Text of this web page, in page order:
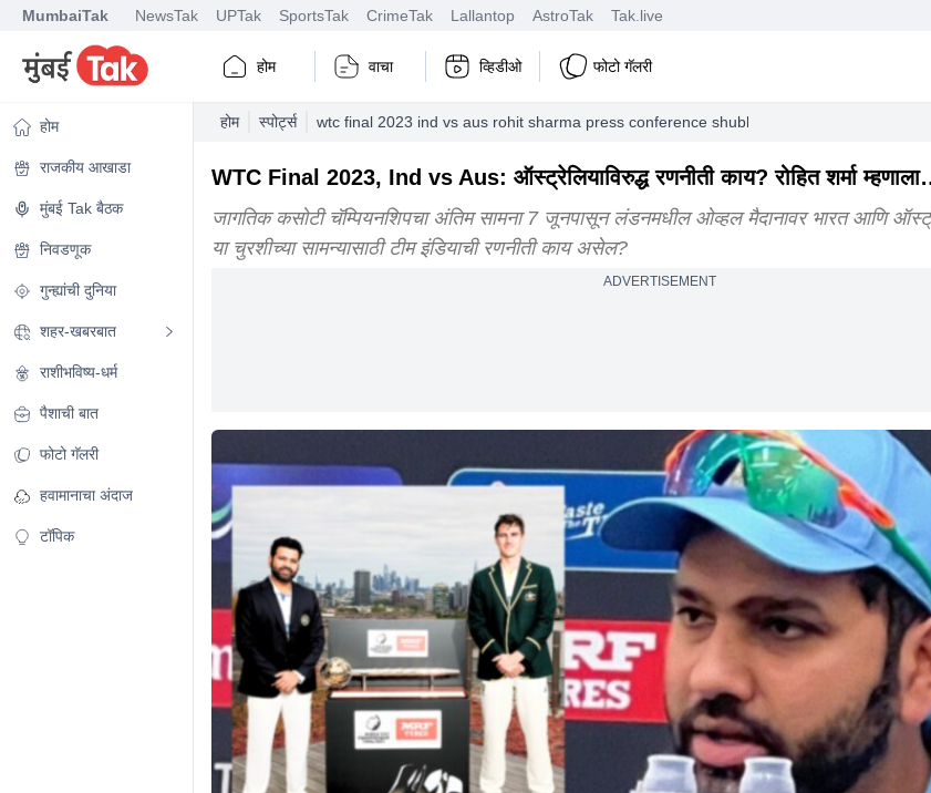
MumbaiTak NewsTak UPTak SportsTak CrimeTak Lallantop AstroTak Tak.live
होम वाचा व्हिडीओ फोटो गॅलरी
होम
राजकीय आखाडा
मुंबई Tak बैठक
निवडणूक
गुन्ह्यांची दुनिया
शहर-खबरबात
राशीभविष्य-धर्म
पैशाची बात
फोटो गॅलरी
हवामानाचा अंदाज
टॉपिक
होम स्पोर्ट्स wtc final 2023 ind vs aus rohit sharma press conference shubhman gill
WTC Final 2023, Ind vs Aus: ऑस्ट्रेलियाविरुद्ध रणनीती काय? रोहित शर्मा
जागतिक कसोटी चॅम्पियनशिपचा अंतिम सामना 7 जूनपासून लंडनमधील ओव्हल मैदानावर भारत आणि
या चुरशीच्या सामन्यासाठी टीम इंडियाची रणनीती काय असेल?
ADVERTISEMENT